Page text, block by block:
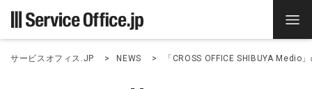
サービスオフィス.JP NEWS 「CROSS OFFICE SHIBUYA Medio